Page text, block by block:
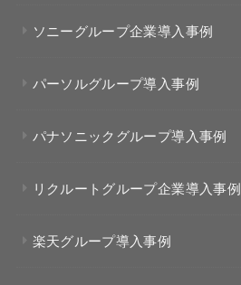
ソニーグループ企業導入事例
パーソルグループ導入事例
パナソニックグループ導入事例
リクルートグループ企業導入事例
楽天グループ導入事例